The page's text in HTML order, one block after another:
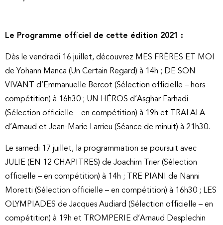
Le Programme officiel de cette édition 2021 :
Dès le vendredi 16 juillet, découvrez MES FRÈRES ET MOI
de Yohann Manca (Un Certain Regard) à 14h ; DE SON
VIVANT d’Emmanuelle Bercot (Sélection officielle – hors
compétition) à 16h30 ; UN HÉROS d’Asghar Farhadi
(Sélection officielle – en compétition) à 19h et TRALALA
d’Arnaud et Jean-Marie Larrieu (Séance de minuit) à 21h30.
Le samedi 17 juillet, la programmation se poursuit avec
JULIE (EN 12 CHAPITRES) de Joachim Trier (Sélection
officielle – en compétition) à 14h ; TRE PIANI de Nanni
Moretti (Sélection officielle – en compétition) à 16h30 ; LES
OLYMPIADES de Jacques Audiard (Sélection officielle – en
compétition) à 19h et TROMPERIE d’Arnaud Desplechin